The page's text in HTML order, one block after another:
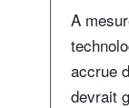
A
accrue
devrait